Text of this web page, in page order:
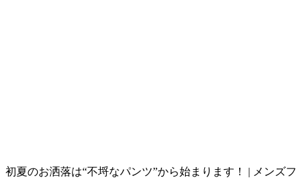
初夏のお洒落は“不埒なパンツ”から始まります！ | メンズフ